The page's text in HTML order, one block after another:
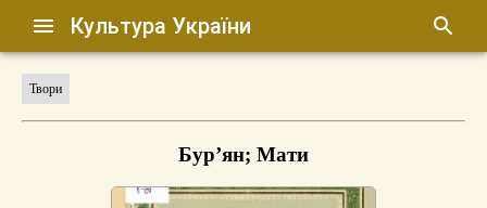
Культура України
Твори
Бур’ян; Мати